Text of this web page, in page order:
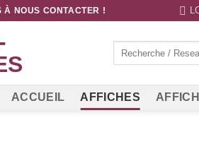
À NOUS CONTACTER !
ACCUEIL AFFICHES